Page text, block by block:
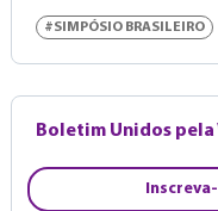
#SIMPÓSIO BRASILEIRO
Boletim Unidos pela